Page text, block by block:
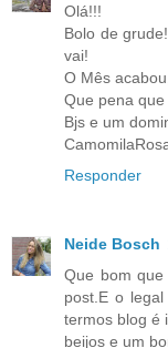
Olá!!!
Bolo de
vai!
O Mês
Que pena
Bjs e um
Responder
Neide Bosch
Que bom
post.E o
termos blog é
beijos e um